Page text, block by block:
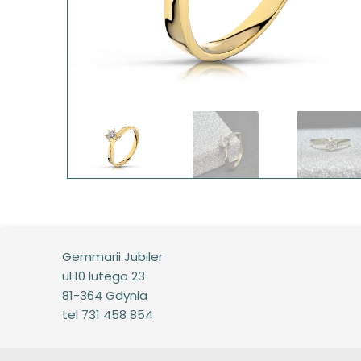
Gemmarii Jubiler
ul.10 lutego 23
81-364 Gdynia
tel 731 458 854